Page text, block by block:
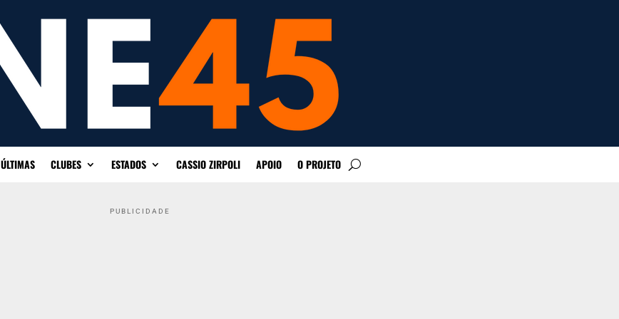
ÚLTIMAS CLUBES ESTADOS CASSIO ZIRPOLI APOIO O PROJETO
PUBLICIDADE